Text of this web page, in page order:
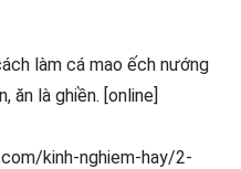
làm cá mao ếch nướng
ăn là ghiền. [online]
kinh-nghiem-hay/2-